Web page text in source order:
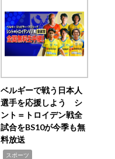
ベルギーで戦う日本人
選手を応援しよう シ
ント＝トロイデン戦全
試合をBS10が今季も無
料放送
スポーツ